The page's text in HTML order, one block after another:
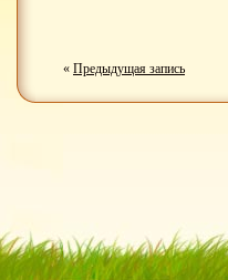
« Предыдущая запись